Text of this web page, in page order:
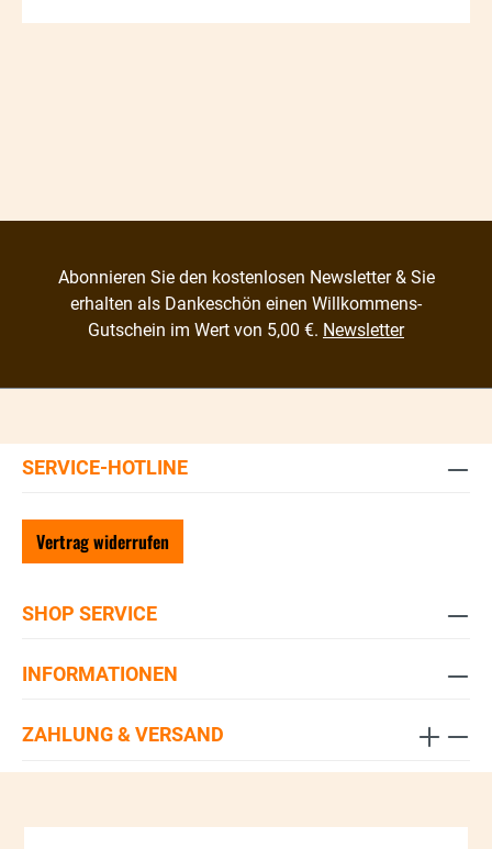
Abonnieren Sie den kostenlosen Newsletter & Sie
erhalten als Dankeschön einen Willkommens-
Gutschein im Wert von 5,00 €. Newsletter
SERVICE-HOTLINE
Vertrag widerrufen
SHOP SERVICE
INFORMATIONEN
ZAHLUNG & VERSAND